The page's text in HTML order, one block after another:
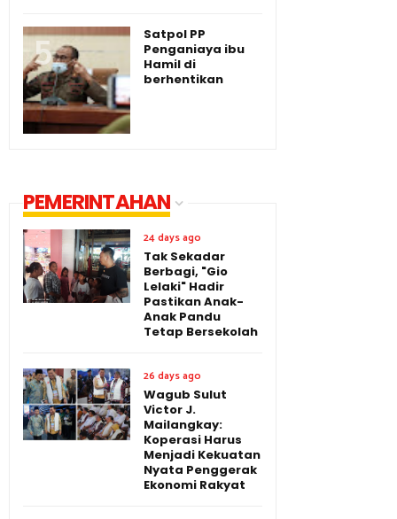
Satpol PP
Penganiaya ibu
Hamil di
berhentikan
PEMERINTAHAN
24 days ago
Tak Sekadar
Berbagi, "Gio
Lelaki" Hadir
Pastikan Anak-
Anak Pandu
Tetap Bersekolah
26 days ago
Wagub Sulut
Victor J.
Mailangkay:
Koperasi Harus
Menjadi Kekuatan
Nyata Penggerak
Ekonomi Rakyat